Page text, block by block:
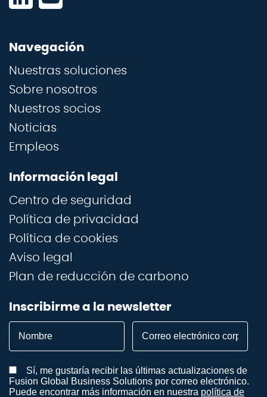
Navegación
Nuestras soluciones
Sobre nosotros
Nuestros socios
Noticias
Empleos
Información legal
Centro de seguridad
Política de privacidad
Política de cookies
Aviso legal
Plan de reducción de carbono
Inscribirme a la newsletter